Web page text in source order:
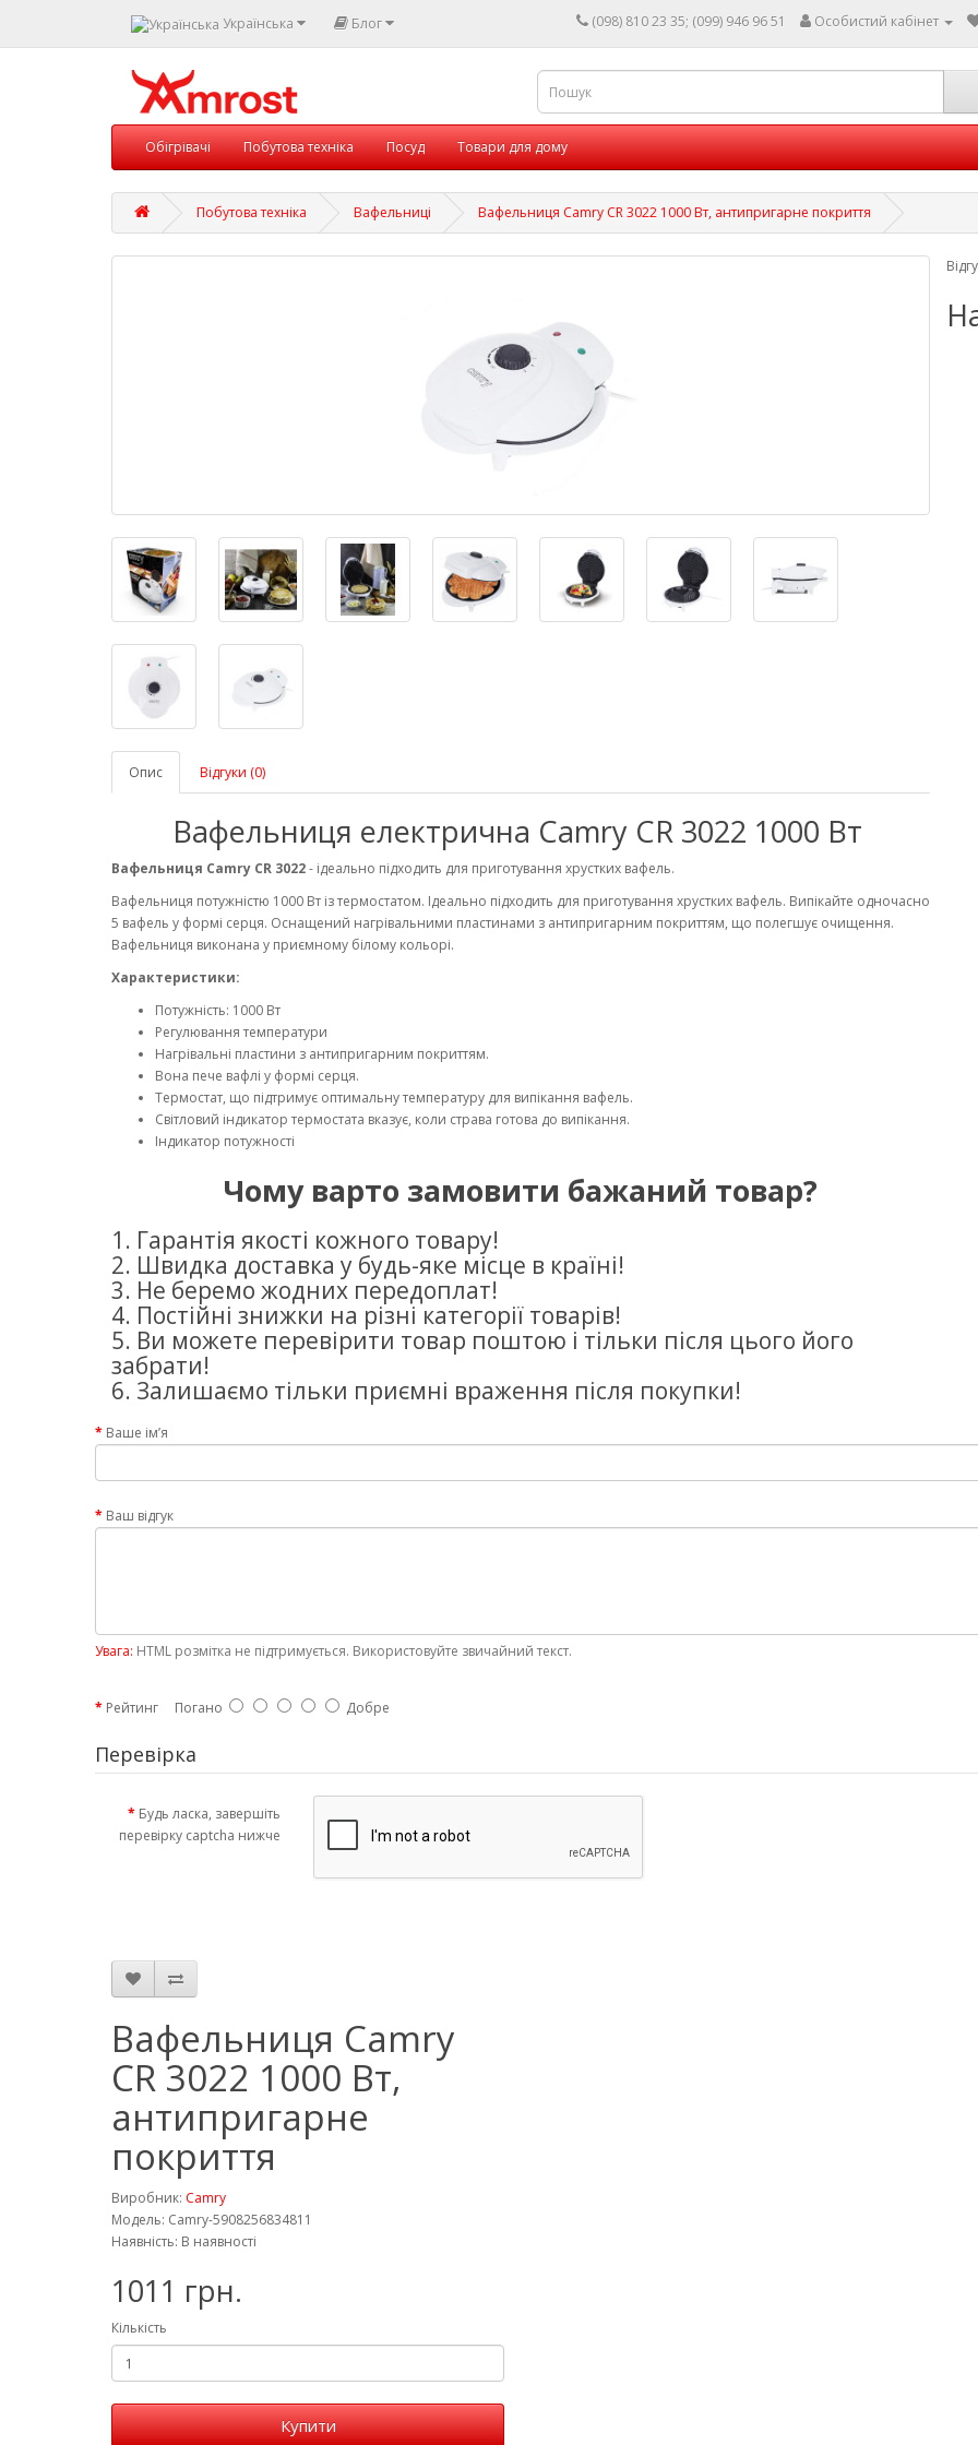
Українська Блог (098) 810 23 35; (099) 946 96 51 Особистий кабінет
Обігрівачі Побутова техніка Посуд Товари для дому
Побутова техніка Вафельниці Вафельниця Camry CR 3022 1000 Вт, антипригарне покриття
Опис Відгуки (0)
Вафельниця електрична Camry CR 3022 1000 Вт
Вафельниця Camry CR 3022- ідеально підходить для приготування хрустких вафель.
Вафельниця потужністю 1000 Вт із термостатом. Ідеально підходить для приготування хрустких вафель. Випікайте одночасно
5 вафель у формі серця. Оснащений нагрівальними пластинами з антипригарним покриттям, що полегшує очищення.
Вафельниця виконана у приємному білому кольорі.
Характеристики:
Потужність: 1000 Вт
Регулювання температури
Нагрівальні пластини з антипригарним покриттям.
Вона пече вафлі у формі серця.
Термостат, що підтримує оптимальну температуру для випікання вафель.
Світловий індикатор термостата вказує, коли страва готова до випікання.
Індикатор потужності
Чому варто замовити бажаний товар?
1. Гарантія якості кожного товару!
2. Швидка доставка у будь-яке місце в країні!
3. Не беремо жодних передоплат!
4. Постійні знижки на різні категорії товарів!
5. Ви можете перевірити товар поштою і тільки після цього його
забрати!
6. Залишаємо тільки приємні враження після покупки!
Ваше ім’я
Ваш відгук
Увага: HTML розмітка не підтримується. Використовуйте звичайний текст.
Рейтинг Погано Добре
Перевірка
Будь ласка, завершіть
перевірку captcha нижче
Вафельниця Camry
CR 3022 1000 Вт,
антипригарне
покриття
Виробник: Camry
Модель: Camry-5908256834811
Наявність: В наявності
1011 грн.
Кількість
Купити